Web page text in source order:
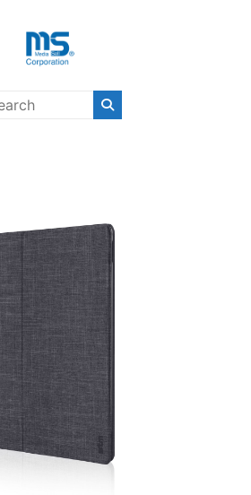
ンド商品｜株式会社
る海外輸入商品には、日本では珍しい「海外ブ
な商品」「機能的な商品」「コストパフォー
charcoal〔エスティ